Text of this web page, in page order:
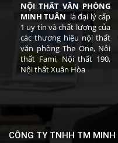
NỘI THẤT VĂN PHÒNG
MINH TUÂN là đại lý cấp
1 uy tín và chất lượng của
các thương hiệu nội thất
văn phòng The One, Nội
thất Fami, Nội thất 190,
Nội thất Xuân Hòa
CÔNG TY TNHH TM MINH